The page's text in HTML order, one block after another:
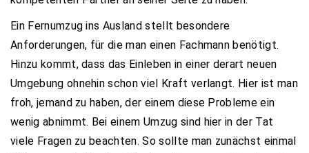
Ein Fernumzug ins Ausland stellt besondere
Anforderungen, für die man einen Fachmann benötigt.
Hinzu kommt, dass das Einleben in einer derart neuen
Umgebung ohnehin schon viel Kraft verlangt. Hier ist man
froh, jemand zu haben, der einem diese Probleme ein
wenig abnimmt. Bei einem Umzug sind hier in der Tat
viele Fragen zu beachten. So sollte man zunächst einmal